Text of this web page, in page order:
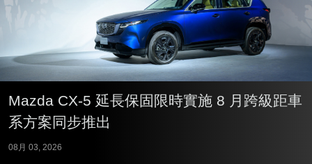
Mazda CX-5 延長保固限時實施 8 月跨級距車
系方案同步推出
08月 03, 2026